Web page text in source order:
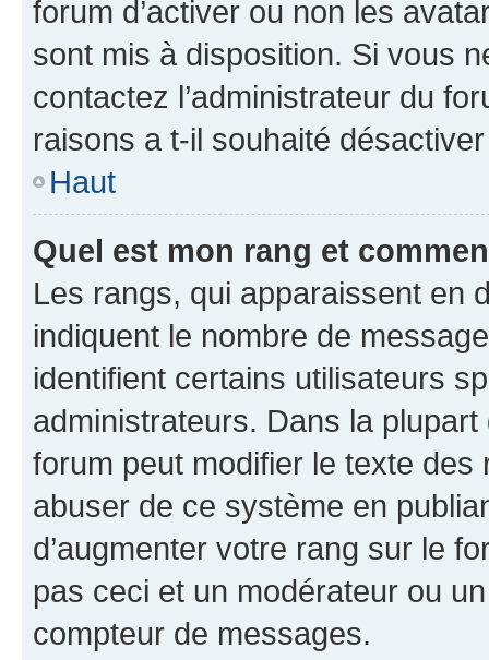
forum d’activer ou non les
sont mis à disposition. Si vous
contactez l’administrateur du
raisons a t-il souhaité
Haut
Quel est mon rang et
Les rangs, qui apparaissent en
indiquent le nombre de
identifient certains utilisateurs
administrateurs. Dans la
forum peut modifier le texte
abuser de ce système en
d’augmenter votre rang sur le
pas ceci et un modérateur ou
compteur de messages.